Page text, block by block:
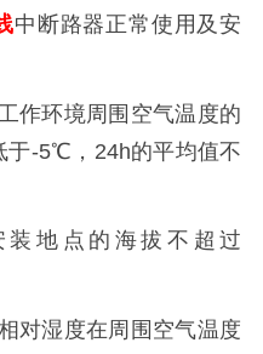
中断路器正常使用及安
作环境周围空气温度的
于-5℃，24h的平均值不
地点的海拔不超过
对湿度在周围空气温度